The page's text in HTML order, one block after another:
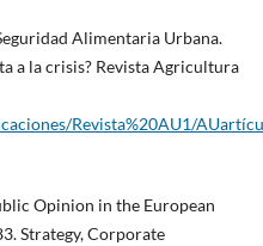
Alimentaria Urbana.
a la crisis? Revista Agricultura
Revista%20AU1/
Opinion in the European
Strategy, Corporate